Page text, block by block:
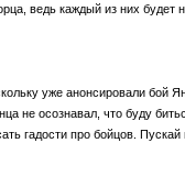
ведь каждый из них будет
уже анонсировали бой
не осознавал, что буду
гадости про бойцов.